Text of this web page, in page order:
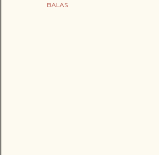
BALAS